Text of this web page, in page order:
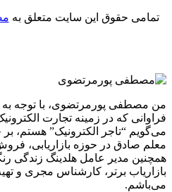
تمامی حقوق این سایت متعلق به
من مصطفی پورمرتضوی، با توجه به
فراوانی که در زمینه تجارت الکترونیک
می‌گویم “تاجر الکترونیک” هستم،
معلم صادق در حوزه بازاریابی،
همچنین مدیر عامل هلدینگ زندگی
بازاریاب برتر، کارشناس مجری و
می‌باشم.